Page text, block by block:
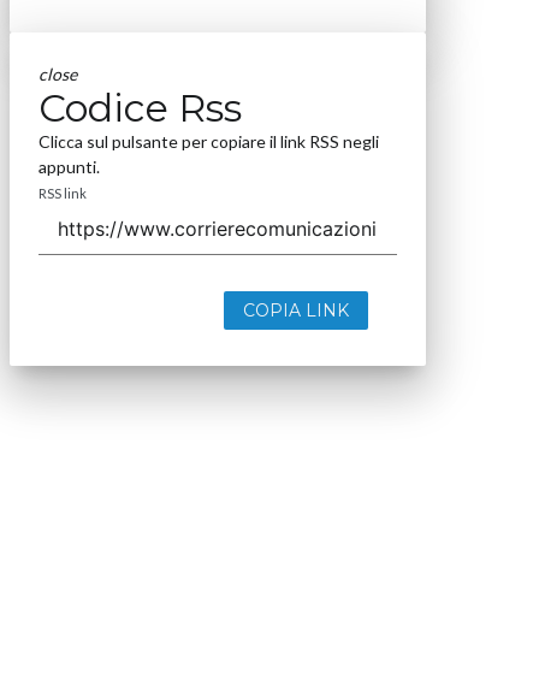
close
Codice Rss
Clicca sul pulsante per copiare il link RSS negli
appunti.
RSS link
COPIA LINK